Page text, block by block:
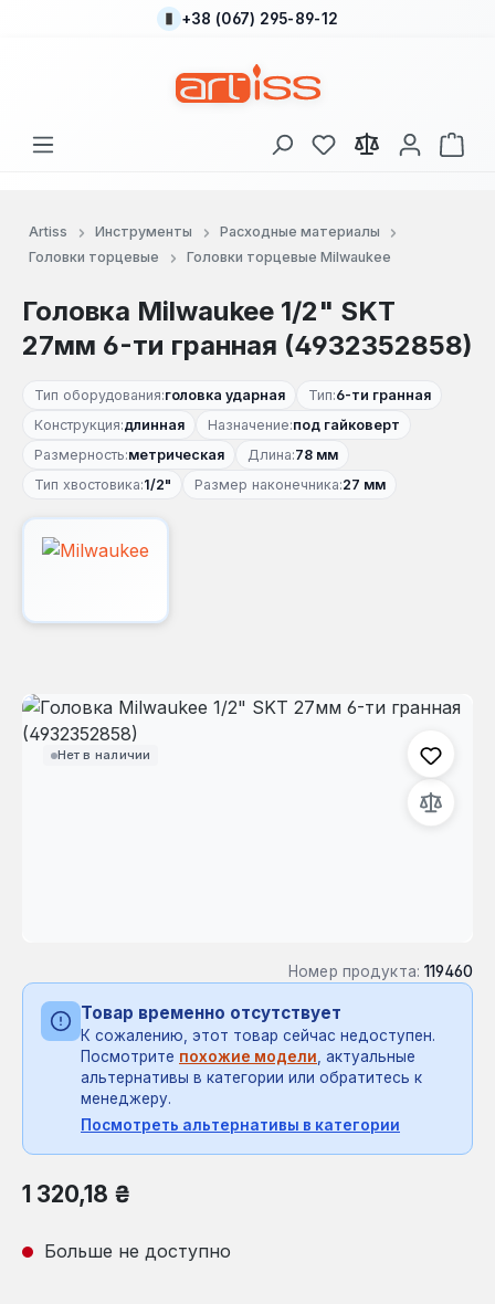
Перейти к основному содержанию
+38 (067) 295-89-12
У вас есть товары
В
Artiss Инструменты
Расходные материалы
Головки торцевые
Головки торцевые Milwaukee
Головка Milwaukee 1/2" SKT
27мм 6-ти гранная (4932352858)
Тип оборудования:головка ударная Тип:6-ти гранная
Конструкция:длинная Назначение:под гайковерт
Размерность:метрическая Длина:78 мм
Тип хвостовика:1/2" Размер наконечника:27 мм
Нет в наличии
Пропустить галерею изображений
Номер продукта: 119460
Товар временно отсутствует
К сожалению, этот товар сейчас недоступен.
Посмотрите похожие модели, актуальные
альтернативы в категории или обратитесь к
менеджеру.
Посмотреть альтернативы в категории
Обычная цена:
1 320,18 ₴
Больше не доступно